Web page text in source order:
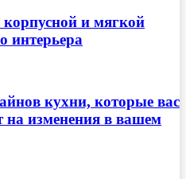
и мягкой
интерьера
кухни, которые вас
на изменения в вашем